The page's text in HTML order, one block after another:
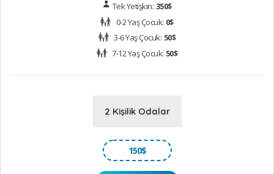
Yumuşak kumları ve sığ deniziyle Mersin’de denize
da Erdimli’de yer alıyor.
Silifke Plajları
Tek Yetişkin: 350$
0-2 Yaş Çocuk: 0$
3-6 Yaş Çocuk: 50$
7-12 Yaş Çocuk: 50$
2 Kişilik Odalar
150$